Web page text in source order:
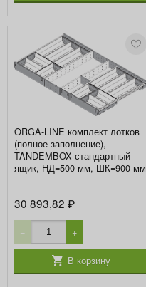
ORGA-LINE комплект лотков
(полное заполнение),
TANDEMBOX стандартный
ящик, НД=500 мм, ШК=900 мм
30 893,82₽
− +
В корзину